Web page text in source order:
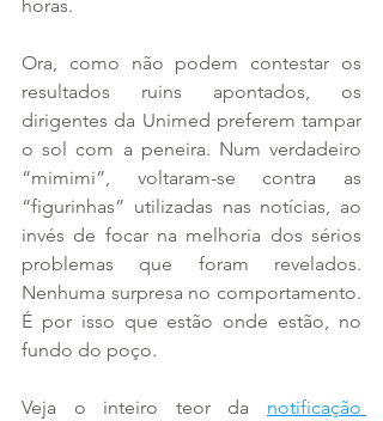
horas.
Ora, como não podem contestar os
resultados ruins apontados, os
dirigentes da Unimed preferem tampar
o sol com a peneira. Num verdadeiro
“mimimi”, voltaram-se contra as
“figurinhas” utilizadas nas notícias, ao
invés de focar na melhoria dos sérios
problemas que foram revelados.
Nenhuma surpresa no comportamento.
É por isso que estão onde estão, no
fundo do poço.
Veja o inteiro teor da notificação